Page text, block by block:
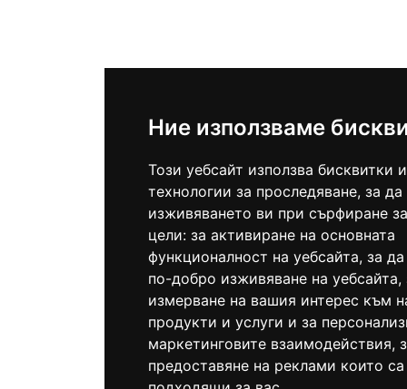
Ние използваме
Този уебсайт използва бисквитки
технологии за проследяване, за
изживяването ви при сърфиране
цели: за активиране на основната
функционалност на уебсайта, за
по-добро изживяване на уебсайта,
измерване на вашия интерес към
продукти и услуги и за
маркетинговите взаимодействия,
предоставяне на реклами които